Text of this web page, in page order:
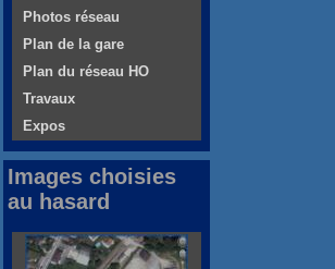
Photos réseau
Plan de la gare
Plan du réseau HO
Travaux
Expos
Images choisies
au hasard